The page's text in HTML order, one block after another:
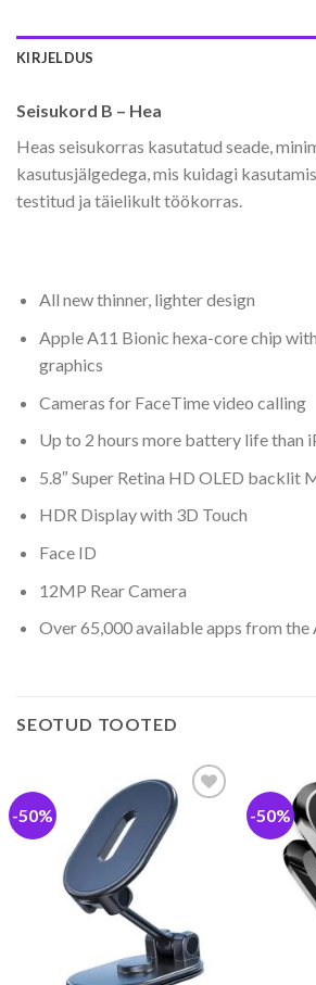
KIRJELDUS
Seisukord B – Hea
Heas seisukorras kasutatud seade,
kasutusjälgedega, mis kuidagi
testitud ja täielikult töökorras.
All new thinner, lighter design
Apple A11 Bionic hexa-core chip
graphics
Cameras for FaceTime video calling
Up to 2 hours more battery life than
5.8″ Super Retina HD OLED backlit
HDR Display with 3D Touch
Face ID
12MP Rear Camera
Over 65,000 available apps from the
SEOTUD TOOTED
-50% -50%